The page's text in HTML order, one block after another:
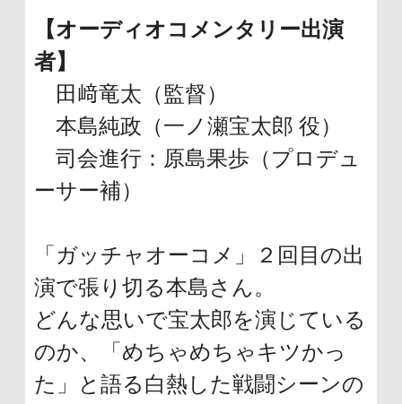
【オーディオコメンタリー出演
者】
田﨑竜太（監督）
本島純政（一ノ瀬宝太郎 役）
司会進行：原島果歩（プロデュ
ーサー補）
「ガッチャオーコメ」２回目の出
演で張り切る本島さん。
どんな思いで宝太郎を演じている
のか、「めちゃめちゃキツかっ
た」と語る白熱した戦闘シーンの